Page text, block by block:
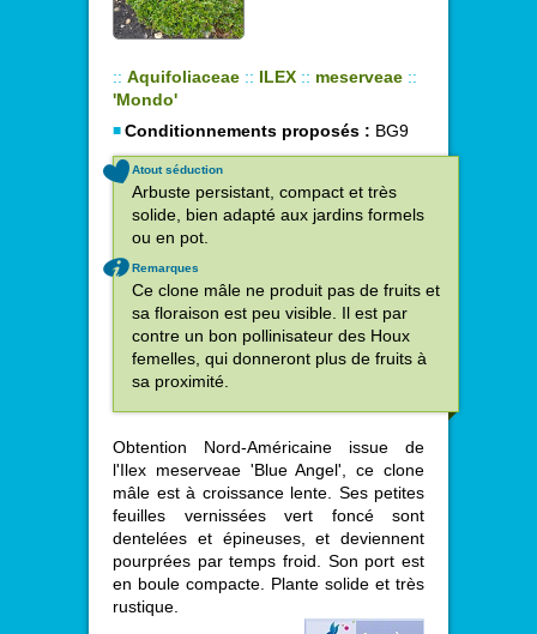
:: Aquifoliaceae :: ILEX :: meserveae ::
'Mondo'
Conditionnements proposés : BG9
Atout séduction
Arbuste persistant, compact et très
solide, bien adapté aux jardins formels
ou en pot.
Remarques
Ce clone mâle ne produit pas de fruits et
sa floraison est peu visible. Il est par
contre un bon pollinisateur des Houx
femelles, qui donneront plus de fruits à
sa proximité.
Obtention Nord-Américaine issue de
l'Ilex meserveae 'Blue Angel', ce clone
mâle est à croissance lente. Ses petites
feuilles vernissées vert foncé sont
dentelées et épineuses, et deviennent
pourprées par temps froid. Son port est
en boule compacte. Plante solide et très
rustique.